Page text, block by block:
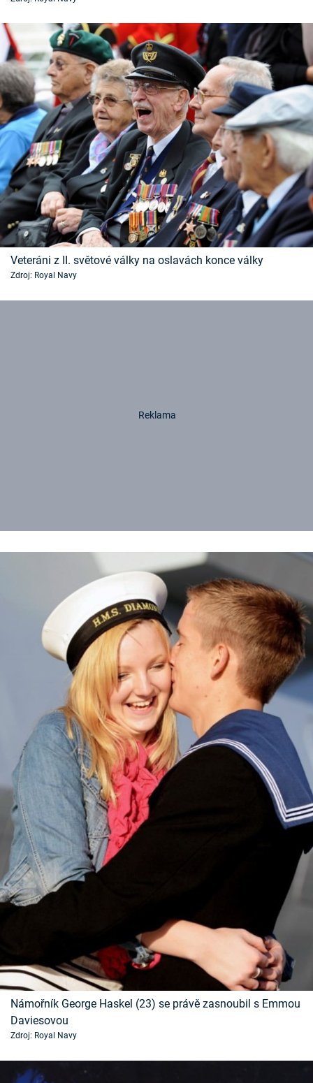
Sledujte prima+
Přihlášení
Sledujte nás
Veteráni z II. světové války na oslavách konce války
Zdroj: Royal Navy
Námořník George Haskel (23) se právě zasnoubil s Emmou
Daviesovou
Zdroj: Royal Navy